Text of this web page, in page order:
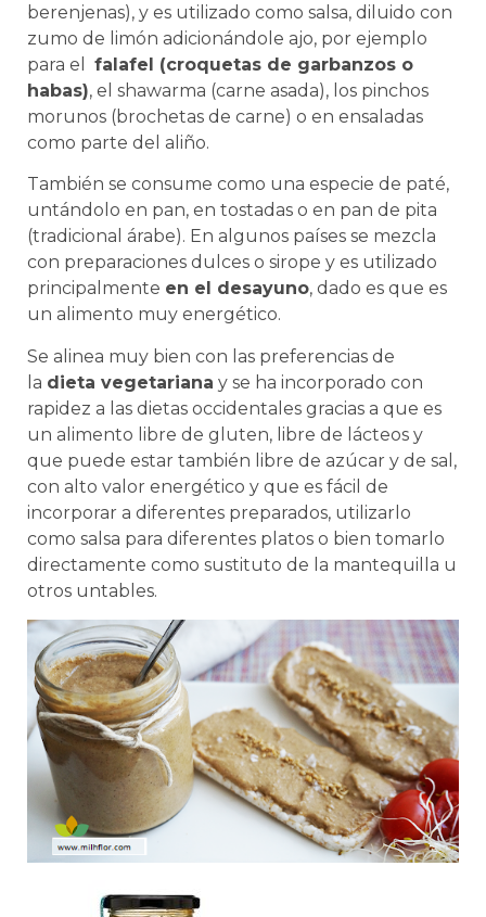
berenjenas), y es utilizado como salsa, diluido con
zumo de limón adicionándole ajo, por ejemplo
para el falafel (croquetas de garbanzos o
habas), el shawarma (carne asada), los pinchos
morunos (brochetas de carne) o en ensaladas
como parte del aliño.
También se consume como una especie de paté,
untándolo en pan, en tostadas o en pan de pita
(tradicional árabe). En algunos países se mezcla
con preparaciones dulces o sirope y es utilizado
principalmente en el desayuno, dado es que es
un alimento muy energético.
Se alinea muy bien con las preferencias de
la dieta vegetariana y se ha incorporado con
rapidez a las dietas occidentales gracias a que es
un alimento libre de gluten, libre de lácteos y
que puede estar también libre de azúcar y de sal,
con alto valor energético y que es fácil de
incorporar a diferentes preparados, utilizarlo
como salsa para diferentes platos o bien tomarlo
directamente como sustituto de la mantequilla u
otros untables.